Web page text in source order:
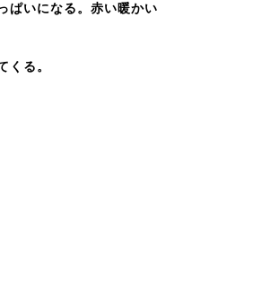
ぱいになる。赤い暖かい
くる。